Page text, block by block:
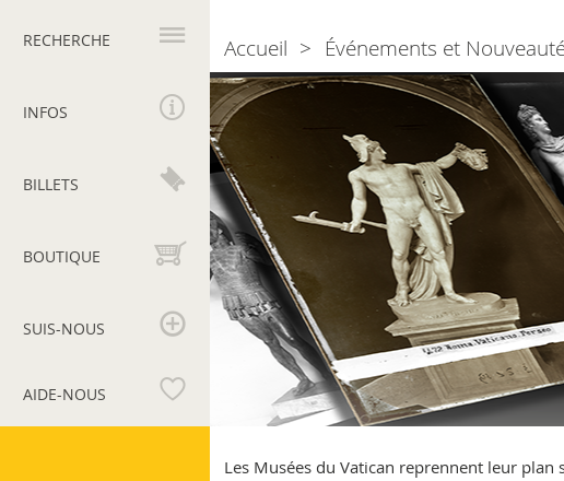
principale
RECHERCHE
INFOS
BILLETS
BOUTIQUE
SUIS-NOUS
AIDE-NOUS
Le
Photothèque
en
ligne
des
Musées
du
Vatican
de
plus
Les Musées du Vatican reprennent leur
Breadcrumb
Accueil Événements et